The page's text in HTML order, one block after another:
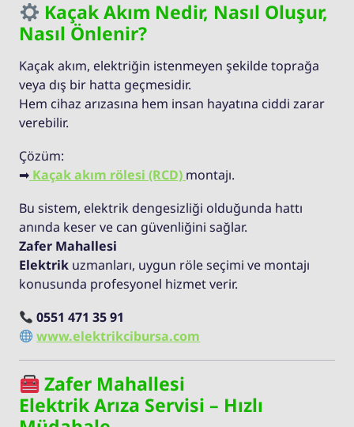
Kaçak Akım Nedir, Nasıl Oluşur,
Nasıl Önlenir?
Kaçak akım, elektriğin istenmeyen şekilde toprağa
veya dış bir hatta geçmesidir.
Hem cihaz arızasına hem insan hayatına ciddi zarar
verebilir.
Çözüm:
➡ Kaçak akım rölesi (RCD) montajı.
Bu sistem, elektrik dengesizliği olduğunda hattı
anında keser ve can güvenliğini sağlar.
Zafer Mahallesi
Elektrik uzmanları, uygun röle seçimi ve montajı
konusunda profesyonel hizmet verir.
0551 471 35 91
www.elektrikcibursa.com
Zafer Mahallesi
Elektrik Arıza Servisi – Hızlı